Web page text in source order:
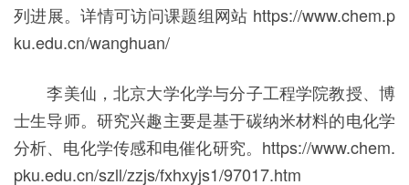
列进展。详情可访问课题组网站 https://www.chem.p
ku.edu.cn/wanghuan/
李美仙，北京大学化学与分子工程学院教授、博
士生导师。研究兴趣主要是基于碳纳米材料的电化学
分析、电化学传感和电催化研究。https://www.chem.
pku.edu.cn/szll/zzjs/fxhxyjs1/97017.htm